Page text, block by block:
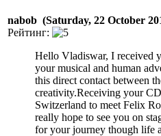
nabob (Saturday, 22 October
Рейтинг:
Hello Vladiswar, I received
your musical and human
this direct contact between
creativity.Receiving your
Switzerland to meet Felix
really hope to see you on
for your journey though life